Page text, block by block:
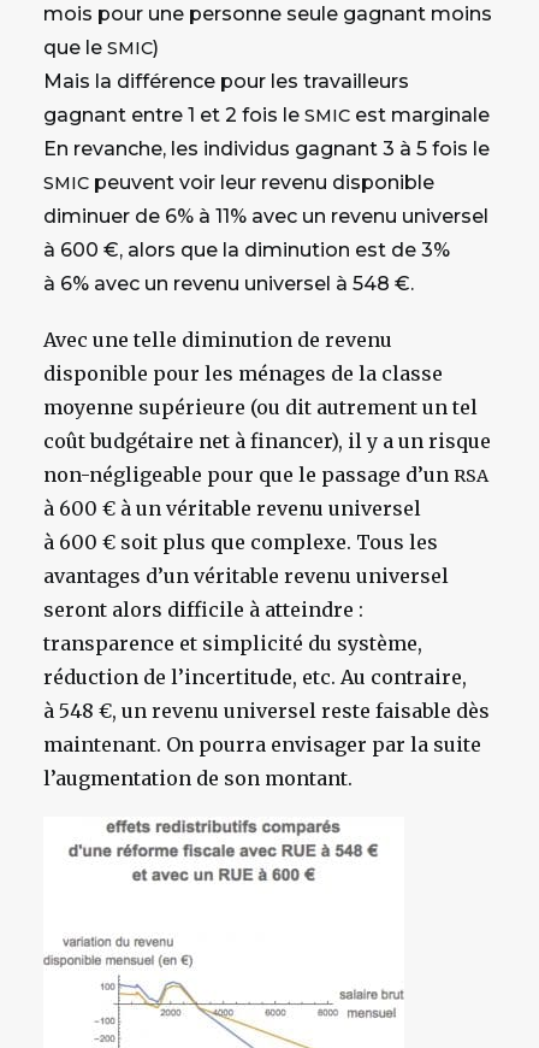
mois pour une personne seule gagnant moins
que le SMIC)
Mais la différence pour les travailleurs
gagnant entre 1 et 2 fois le SMIC est marginale
En revanche, les individus gagnant 3 à 5 fois le
SMIC peuvent voir leur revenu disponible
diminuer de 6% à 11% avec un revenu universel
à 600 €, alors que la diminution est de 3%
à 6% avec un revenu universel à 548 €.
Avec une telle diminution de revenu
disponible pour les ménages de la classe
moyenne supérieure (ou dit autrement un tel
coût budgétaire net à financer), il y a un risque
non-négligeable pour que le passage d’un RSA
à 600 € à un véritable revenu universel
à 600 € soit plus que complexe. Tous les
avantages d’un véritable revenu universel
seront alors difficile à atteindre :
transparence et simplicité du système,
réduction de l’incertitude, etc. Au contraire,
à 548 €, un revenu universel reste faisable dès
maintenant. On pourra envisager par la suite
l’augmentation de son montant.